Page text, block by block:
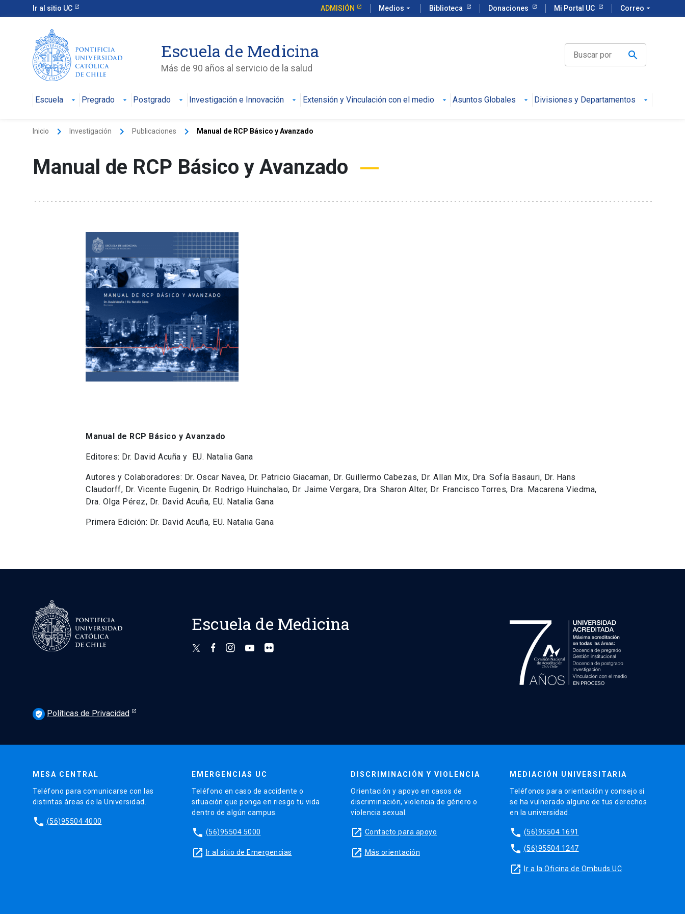
Ir al sitio UC ADMISIÓN Medios arrow_drop_down Biblioteca Donaciones Mi Portal UC Correo arrow_drop_down
Escuela de Medicina
Más de 90 años al servicio de la salud
Escuela Pregrado Postgrado Investigación e Innovación Extensión y Vinculación con el medio Asuntos Globales Divisiones y Departamentos
Inicio keyboard_arrow_right Investigación keyboard_arrow_right Publicaciones keyboard_arrow_right Manual de RCP Básico y Avanzado
Manual de RCP Básico y Avanzado
Manual de RCP Básico y Avanzado
Editores: Dr. David Acuña y EU. Natalia Gana
Autores y Colaboradores: Dr. Oscar Navea, Dr. Patricio Giacaman, Dr. Guillermo Cabezas, Dr. Allan Mix, Dra. Sofía Basauri, Dr. Hans
Claudorff, Dr. Vicente Eugenin, Dr. Rodrigo Huinchalao, Dr. Jaime Vergara, Dra. Sharon Alter, Dr. Francisco Torres, Dra. Macarena Viedma,
Dra. Olga Pérez, Dr. David Acuña, EU. Natalia Gana
Primera Edición: Dr. David Acuña, EU. Natalia Gana
Escuela de Medicina
verified_user Políticas de Privacidad
MESA CENTRAL
Teléfono para comunicarse con las
distintas áreas de la Universidad.
phone (56)95504 4000
EMERGENCIAS UC
Teléfono en caso de accidente o
situación que ponga en riesgo tu vida
dentro de algún campus.
phone (56)95504 5000
launch Ir al sitio de Emergencias
DISCRIMINACIÓN Y VIOLENCIA
Orientación y apoyo en casos de
discriminación, violencia de género o
violencia sexual.
launch Contacto para apoyo
launch Más orientación
MEDIACIÓN UNIVERSITARIA
Teléfonos para orientación y consejo si
se ha vulnerado alguno de tus derechos
en la universidad.
phone (56)95504 1691
phone (56)95504 1247
launch Ir a la Oficina de Ombuds UC